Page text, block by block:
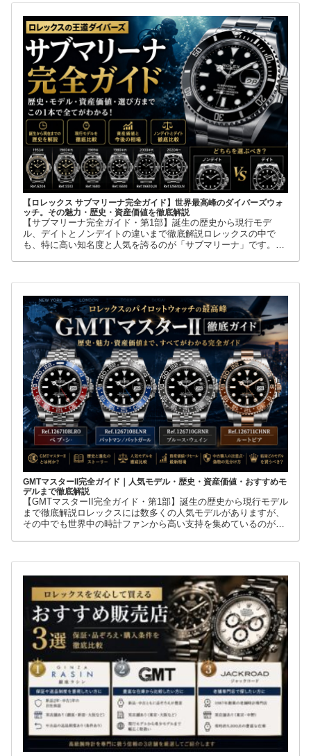
【ロレックス サブマリーナ完全ガイド】世界最高峰のダイバーズウォ
ッチ。その魅力・歴史・資産価値を徹底解説
【サブマリーナ完全ガイド・第1部】誕生の歴史から現行モデ
ル、デイトとノンデイトの違いまで徹底解説ロレックスの中で
も、特に高い知名度と人気を誇るのが「サブマリーナ」です。高
GMTマスターII完全ガイド｜人気モデル・歴史・資産価値・おすすめモ
デルまで徹底解説
【GMTマスターII完全ガイド・第1部】誕生の歴史から現行モデル
まで徹底解説ロレックスには数多くの人気モデルがありますが、
その中でも世界中の時計ファンから高い支持を集めているのが